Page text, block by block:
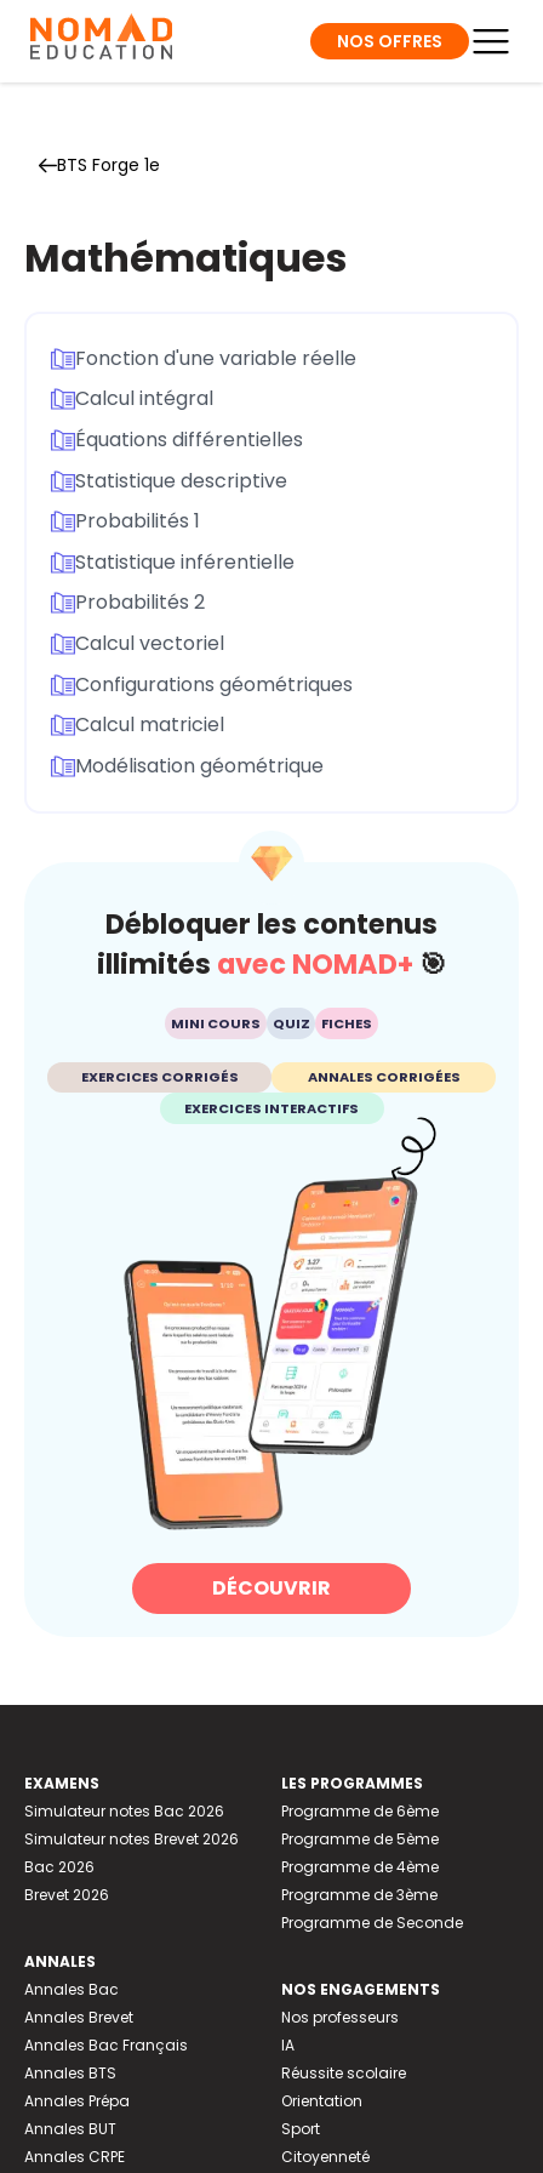
NOS OFFRES
BTS Forge 1e
Mathématiques
Fonction d'une variable réelle
Calcul intégral
Équations différentielles
Statistique descriptive
Probabilités 1
Statistique inférentielle
Probabilités 2
Calcul vectoriel
Configurations géométriques
Calcul matriciel
Modélisation géométrique
Débloquer les contenus
illimités avec NOMAD+ 🎯
MINI COURS QUIZ FICHES
EXERCICES CORRIGÉS
ANNALES CORRIGÉES
EXERCICES INTERACTIFS
DÉCOUVRIR
EXAMENS
Simulateur notes Bac 2026
Simulateur notes Brevet 2026
Bac 2026
Brevet 2026
ANNALES
Annales Bac
Annales Brevet
Annales Bac Français
Annales BTS
Annales Prépa
Annales BUT
Annales CRPE
LES PROGRAMMES
Programme de 6ème
Programme de 5ème
Programme de 4ème
Programme de 3ème
Programme de Seconde
NOS ENGAGEMENTS
Nos professeurs
IA
Réussite scolaire
Orientation
Sport
Citoyenneté